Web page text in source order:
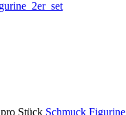
pro Stück Schmuck Figurine